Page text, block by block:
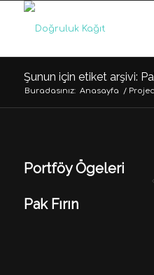
Şunun için etiket arşivi:
Buradasınız: Anasayfa /
Portföy Ögeleri
Pak Fırın